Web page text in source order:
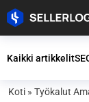
Kaikki artikkelit
Koti » Työkalut